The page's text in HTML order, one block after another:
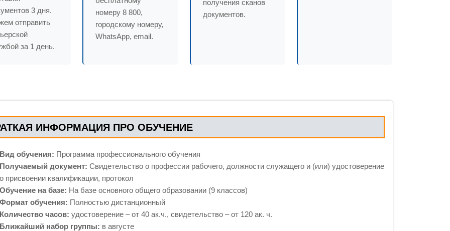
3 дня.
отправить
за 1 день.
номеру 8 800,
городскому номеру,
WhatsApp, email.
получения сканов
документов.
ИНФОРМАЦИЯ ПРО ОБУЧЕНИЕ
Вид обучения: Программа профессионального обучения
Получаемый документ: Свидетельство о профессии рабочего, должности служащего и (или) удостоверение
о присвоении квалификации, протокол
Обучение на базе: На базе основного общего образовании (9 классов)
Формат обучения: Полностью дистанционный
Количество часов: удостоверение – от 40 ак.ч., свидетельство – от 120 ак. ч.
Ближайший набор группы: в августе